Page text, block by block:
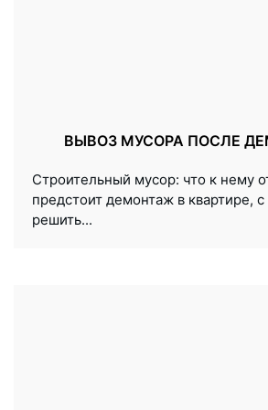
ВЫВОЗ МУСОРА ПОСЛЕ
Строительный мусор: что к нему
предстоит демонтаж в квартире,
решить...